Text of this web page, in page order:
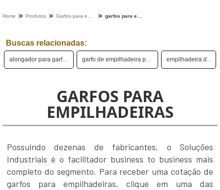
Home Produtos
Buscas relacionadas:
alongador para garfo de empilhadeira garfo de empilhadeira para mini carregadeira empilhadeira de garfo lateral
GARFOS PARA
EMPILHADEIRAS
Possuindo dezenas de fabricantes, o Soluções
Industriais é o facilitador business to business mais
completo do segmento. Para receber uma cotação de
garfos para empilhadeiras, clique em uma das